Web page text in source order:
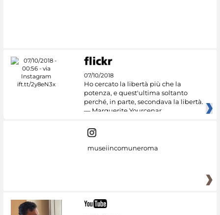
07/10/2018
Ho cercato la libertà più che la
potenza, e quest'ultima soltanto
perché, in parte, secondava la libertà.
— Marguerite Yourcenar
museiincomuneroma